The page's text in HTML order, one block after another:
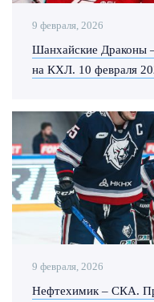
9 февраля, 2026
Шанхайские Драконы
на КХЛ. 10 февраля
9 февраля, 2026
Нефтехимик – СКА.